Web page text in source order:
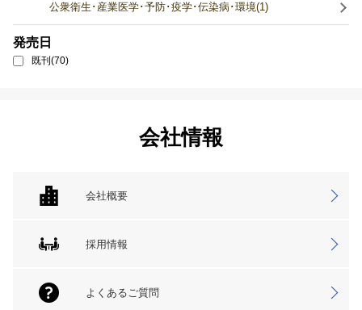
公衆衛生･産業医学･予防･疫学･伝染病･環境(1)
発売日
既刊(70)
会社情報
会社概要
採用情報
よくあるご質問